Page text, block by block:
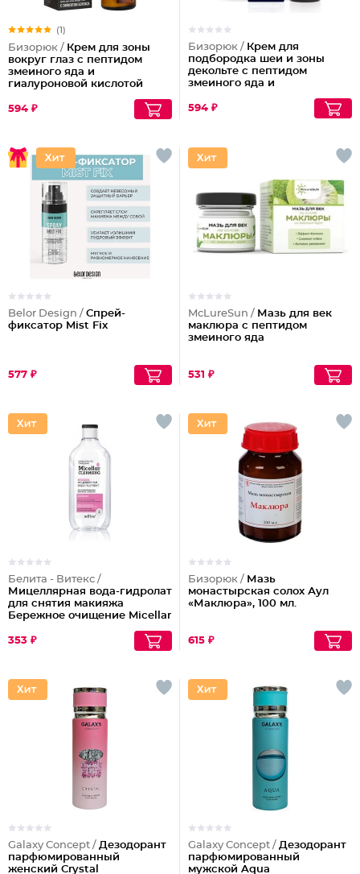
(1)
Бизорюк / Крем для зоны
вокруг глаз с пептидом
змеиного яда и
гиалуроновой кислотой
594 ₽
Бизорюк / Крем для
подбородка шеи и зоны
декольте с пептидом
змеиного яда и
594 ₽
Belor Design / Спрей-
фиксатор Mist Fix
577 ₽
McLureSun / Мазь для век
маклюра с пептидом
змеиного яда
531 ₽
Белита - Витекс /
Мицеллярная вода-гидролат
для снятия макияжа
Бережное очищение Micellar
353 ₽
Бизорюк / Мазь
монастырская солох Аул
«Маклюра», 100 мл.
615 ₽
Galaxy Concept / Дезодорант
парфюмированный
женский Crystal
Galaxy Concept / Дезодорант
парфюмированный
мужской Aqua